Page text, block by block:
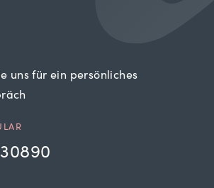
uns für ein persönliches